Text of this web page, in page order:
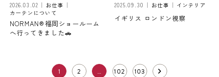
2026.03.02
お仕事
カーテンについて
NORMAN®︎福岡ショールーム
へ行ってきました🚗
2025.09.30 お仕事 インテリア
イギリス ロンドン視察
1 2 … 102 103